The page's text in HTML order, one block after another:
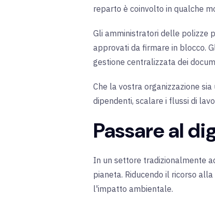
reparto è coinvolto in qualche
Gli amministratori delle polizze
approvati da firmare in blocco.
gestione centralizzata dei
Che la vostra organizzazione
dipendenti, scalare i flussi di
Passare al
In un settore tradizionalmente
pianeta. Riducendo il ricorso
l'impatto ambientale.